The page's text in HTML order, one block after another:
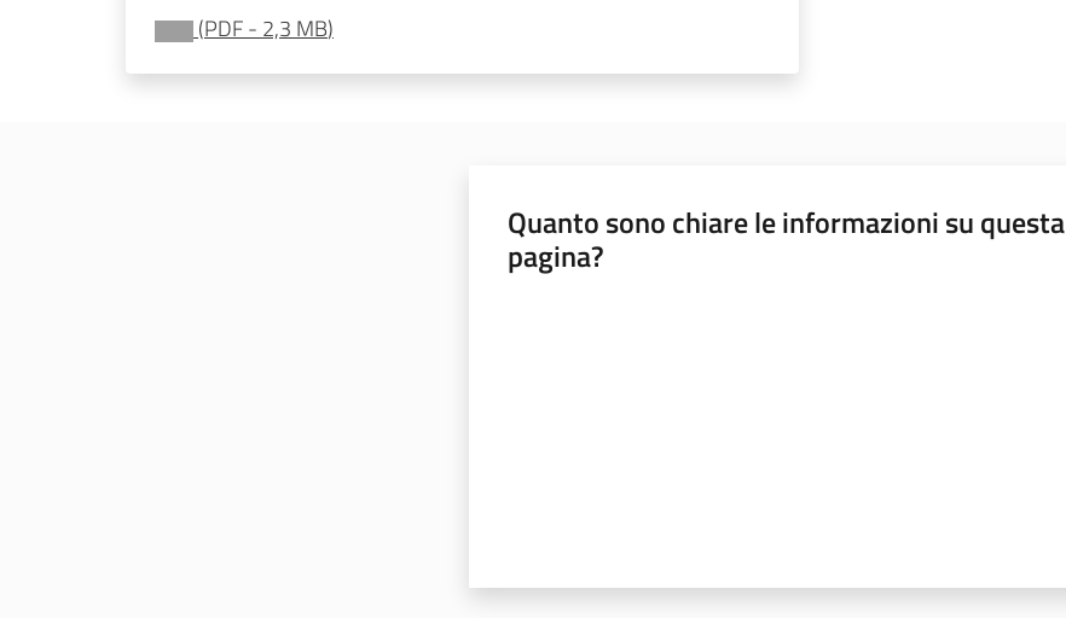
(PDF- 2,3 MB)
Quanto sono chiare le informazioni su questa
pagina?